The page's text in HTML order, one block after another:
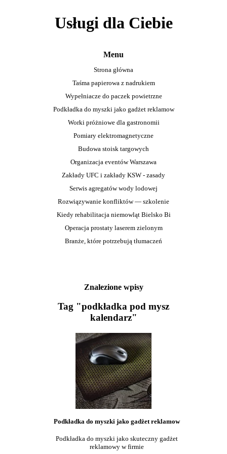
Usługi dla Ciebie
Menu
Strona główna
Taśma papierowa z nadrukiem
Wypełniacze do paczek powietrzne
Podkładka do myszki jako gadżet reklamow
Worki próżniowe dla gastronomii
Pomiary elektromagnetyczne
Budowa stoisk targowych
Organizacja eventów Warszawa
Zakłady UFC i zakłady KSW - zasady
Serwis agregatów wody lodowej
Rozwiązywanie konfliktów — szkolenie
Kiedy rehabilitacja niemowląt Bielsko Bi
Operacja prostaty laserem zielonym
Branże, które potrzebują tłumaczeń
Znalezione wpisy
Tag "podkładka pod mysz
kalendarz"
Podkładka do myszki jako gadżet reklamow
Podkładka do myszki jako skuteczny gadżet
reklamowy w firmie